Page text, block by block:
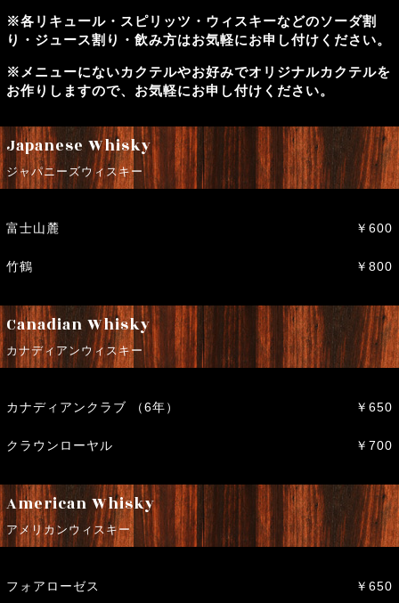
※各リキュール・スピリッツ・ウィスキーなどのソーダ割
り・ジュース割り・飲み方はお気軽にお申し付けください。
※メニューにないカクテルやお好みでオリジナルカクテルを
お作りしますので、お気軽にお申し付けください。
Japanese Whisky
ジャパニーズウィスキー
富士山麓 ￥600
竹鶴 ￥800
Canadian Whisky
カナディアンウィスキー
カナディアンクラブ （6年） ￥650
クラウンローヤル ￥700
American Whisky
アメリカンウィスキー
フォアローゼス ￥650